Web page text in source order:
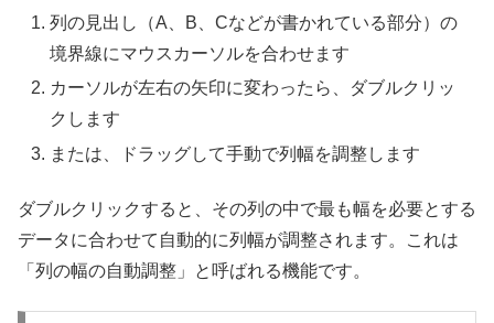
列の見出し（A、B、Cなどが書かれている部分）の
境界線にマウスカーソルを合わせます
カーソルが左右の矢印に変わったら、ダブルクリッ
クします
または、ドラッグして手動で列幅を調整します
ダブルクリックすると、その列の中で最も幅を必要とする
データに合わせて自動的に列幅が調整されます。これは
「列の幅の自動調整」と呼ばれる機能です。